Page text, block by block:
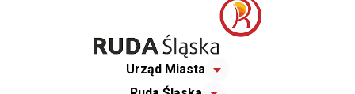
Urząd Miasta